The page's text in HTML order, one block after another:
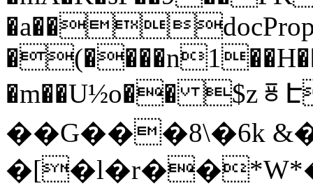
�m��U½o�� $zㆄ
��G���8\�6k